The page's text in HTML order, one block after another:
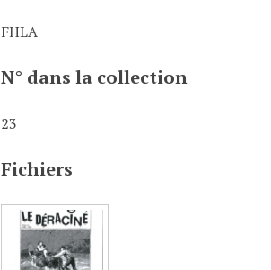
FHLA
N° dans la collection
23
Fichiers